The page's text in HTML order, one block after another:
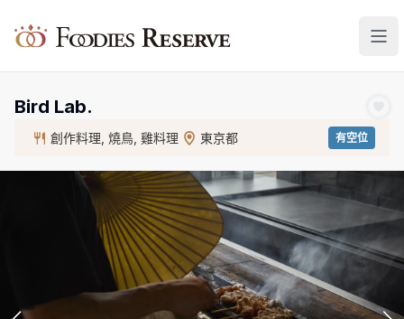
Foodies Reserve
Bird Lab.
創作料理, 燒鳥, 雞料理 東京都 有空位